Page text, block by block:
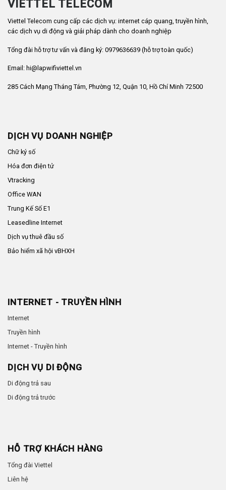
VIETTEL TELECOM
Viettel Telecom cung cấp các dịch vụ: internet cáp quang, truyền hình,
các dịch vụ di động và giải pháp dành cho doanh nghiệp
Tổng đài hỗ trợ tư vấn và đăng ký: 0979636639 (hỗ trợ toàn quốc)
Email: hi@lapwifiviettel.vn
285 Cách Mạng Tháng Tám, Phường 12, Quận 10, Hồ Chí Minh 72500
DỊCH VỤ DOANH NGHIỆP
Chữ ký số
Hóa đơn điện tử
Vtracking
Office WAN
Trung Kế Số E1
Leasedline Internet
Dịch vụ thuê đầu số
Bảo hiểm xã hội vBHXH
INTERNET - TRUYỀN HÌNH
Internet
Truyền hình
Internet - Truyền hình
DỊCH VỤ DI ĐỘNG
Di động trả sau
Di động trả trước
HỖ TRỢ KHÁCH HÀNG
Tổng đài Viettel
Liên hệ